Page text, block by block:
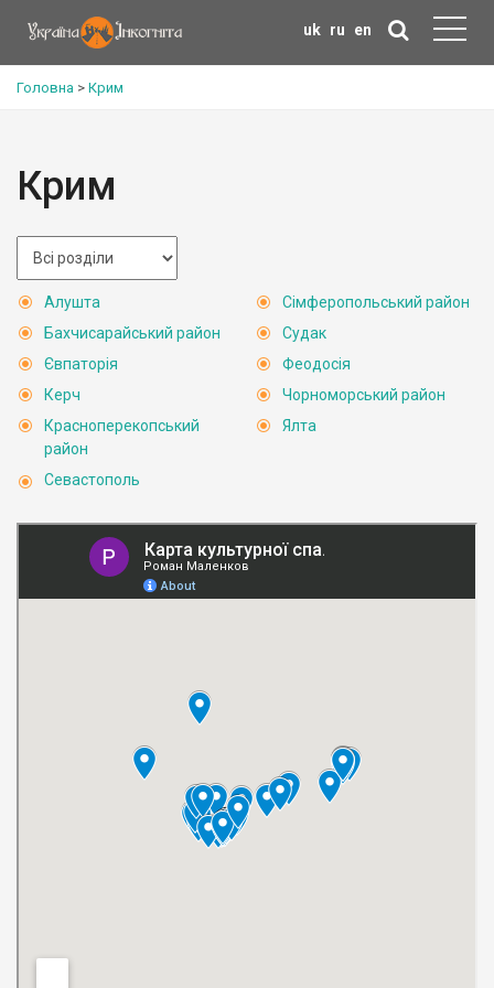
uk ru en
Головна > Крим
Крим
Алушта
Бахчисарайський район
Євпаторія
Керч
Красноперекопський
район
Севастополь
Сімферопольський район
Судак
Феодосія
Чорноморський район
Ялта